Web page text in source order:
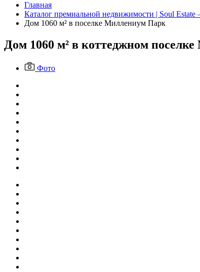
Главная
Каталог премиальной недвижимости | Soul
Дом 1060 м² в поселке Миллениум Парк
Дом 1060 м² в коттеджном
Фото